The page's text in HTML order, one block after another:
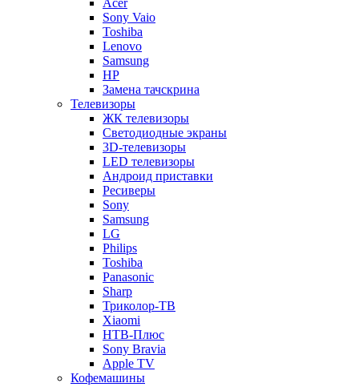
Acer
Sony Vaio
Toshiba
Lenovo
Samsung
HP
Замена тачскрина
Телевизоры
ЖК телевизоры
Светодиодные экраны
3D-телевизоры
LED телевизоры
Андроид приставки
Ресиверы
Sony
Samsung
LG
Philips
Toshiba
Panasonic
Sharp
Триколор-ТВ
Xiaomi
НТВ-Плюс
Sony Bravia
Apple TV
Кофемашины